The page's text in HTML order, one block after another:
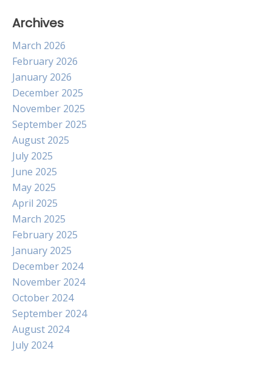
Archives
March 2026
February 2026
January 2026
December 2025
November 2025
September 2025
August 2025
July 2025
June 2025
May 2025
April 2025
March 2025
February 2025
January 2025
December 2024
November 2024
October 2024
September 2024
August 2024
July 2024